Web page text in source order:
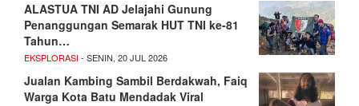
ALASTUA TNI AD Jelajahi Gunung
Penanggungan Semarak HUT TNI ke-81
Tahun…
EKSPLORASI- SENIN, 20 JUL 2026
Jualan Kambing Sambil Berdakwah, Faiq
Warga Kota Batu Mendadak Viral